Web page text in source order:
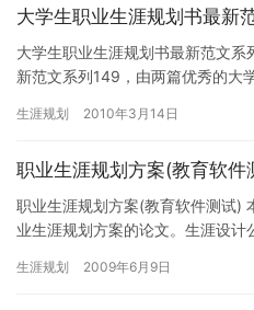
大学生职业生涯规划书最新
大学生职业生涯规划书最新范文
新范文系列149，由两篇优秀的大
生涯规划 2010年3月14日
职业生涯规划方案(教育软件
职业生涯规划方案(教育软件测试)
业生涯规划方案的论文。生涯设
生涯规划 2009年6月9日